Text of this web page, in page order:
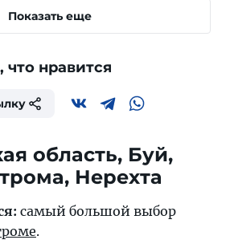
Показать еще
нравится
область, Буй,
Нерехта
самый большой выбор
.